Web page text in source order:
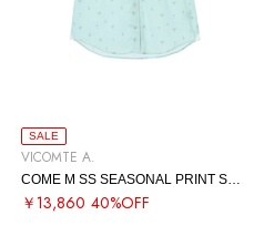
SALE
VICOMTE A.
￥13,860 40%OFF